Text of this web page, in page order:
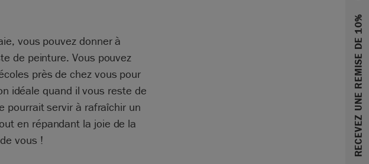
RECEVEZ UNE REMISE DE 10%
vous pouvez donner à
de peinture. Vous pouvez
près de chez vous pour
idéale quand il vous reste de
pourrait servir à rafraîchir un
en répandant la joie de la
vous !